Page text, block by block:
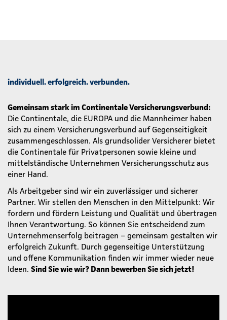
individuell. erfolgreich. verbunden.
Gemeinsam stark im Continentale Versicherungsverbund:
Die Continentale, die EUROPA und die Mannheimer haben
sich zu einem Versicherungsverbund auf Gegenseitigkeit
zusammengeschlossen. Als grundsolider Versicherer bietet
die Continentale für Privatpersonen sowie kleine und
mittelständische Unternehmen Versicherungsschutz aus
einer Hand.
Als Arbeitgeber sind wir ein zuverlässiger und sicherer
Partner. Wir stellen den Menschen in den Mittelpunkt: Wir
fordern und fördern Leistung und Qualität und übertragen
Ihnen Verantwortung. So können Sie entscheidend zum
Unternehmenserfolg beitragen – gemeinsam gestalten wir
erfolgreich Zukunft. Durch gegenseitige Unterstützung
und offene Kommunikation finden wir immer wieder neue
Ideen. Sind Sie wie wir? Dann bewerben Sie sich jetzt!